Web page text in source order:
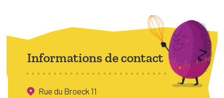
FAQ
Connexion
Informations de contact
Rue du Broeck 11